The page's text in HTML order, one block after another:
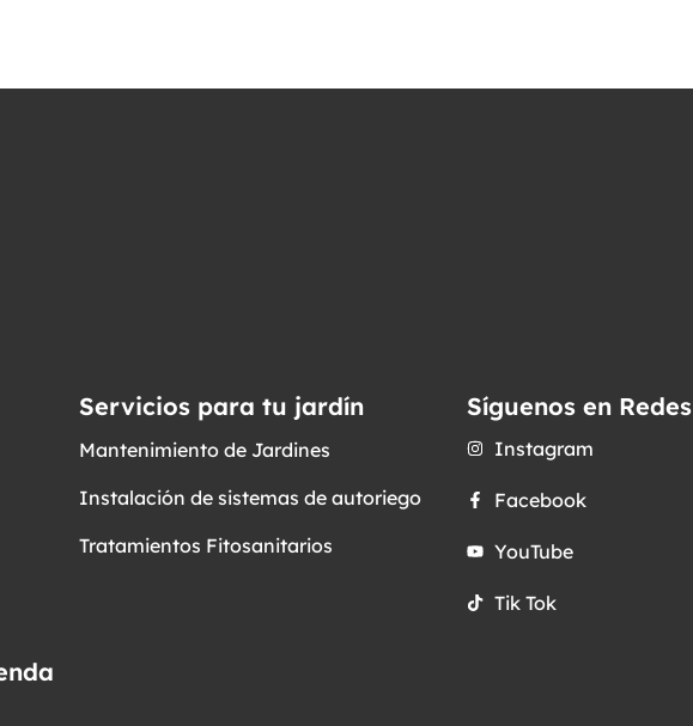
Servicios para tu jardín
Mantenimiento de Jardines
Instalación de sistemas de autoriego
Tratamientos Fitosanitarios
Síguenos en Redes
Instagram
Facebook
YouTube
Tik Tok